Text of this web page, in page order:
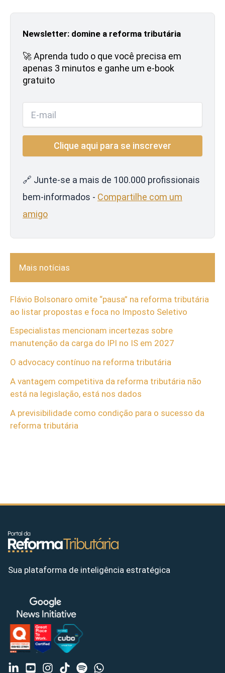
Newsletter: domine a reforma tributária
🚀 Aprenda tudo o que você precisa em
apenas 3 minutos e ganhe um e-book
gratuito
🔗 Junte-se a mais de 100.000 profissionais
bem-informados - Compartilhe com um
amigo
Mais notícias
Flávio Bolsonaro omite “pausa” na reforma tributária
ao listar propostas e foca no Imposto Seletivo
Especialistas mencionam incertezas sobre
manutenção da carga do IPI no IS em 2027
O advocacy contínuo na reforma tributária
A vantagem competitiva da reforma tributária não
está na legislação, está nos dados
A previsibilidade como condição para o sucesso da
reforma tributária
Sua plataforma de inteligência estratégica